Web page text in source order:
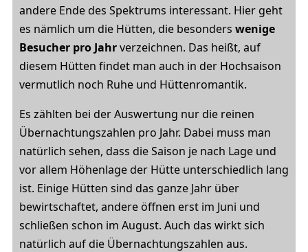
andere Ende des Spektrums interessant. Hier geht
es nämlich um die Hütten, die besonders wenige
Besucher pro Jahrverzeichnen. Das heißt, auf
diesem Hütten findet man auch in der Hochsaison
vermutlich noch Ruhe und Hüttenromantik.
Es zählten bei der Auswertung nur die reinen
Übernachtungszahlen pro Jahr. Dabei muss man
natürlich sehen, dass die Saison je nach Lage und
vor allem Höhenlage der Hütte unterschiedlich lang
ist. Einige Hütten sind das ganze Jahr über
bewirtschaftet, andere öffnen erst im Juni und
schließen schon im August. Auch das wirkt sich
natürlich auf die Übernachtungszahlen aus.